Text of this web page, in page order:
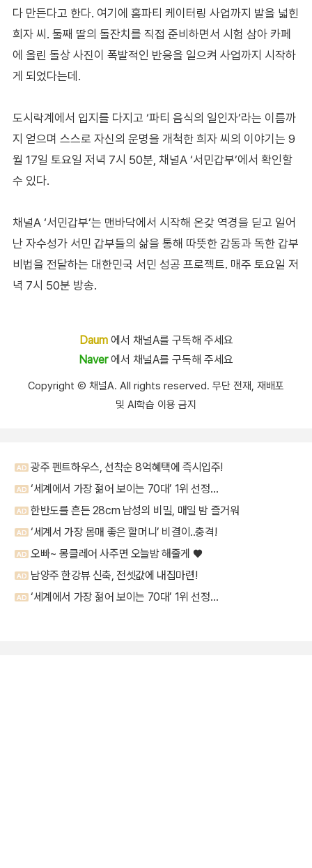
다 만든다고 한다. 여기에 홈파티 케이터링 사업까지 발을 넓힌
희자 씨. 둘째 딸의 돌잔치를 직접 준비하면서 시험 삼아 카페
에 올린 돌상 사진이 폭발적인 반응을 일으켜 사업까지 시작하
게 되었다는데.
도시락계에서 입지를 다지고 ‘파티 음식의 일인자’라는 이름까
지 얻으며 스스로 자신의 운명을 개척한 희자 씨의 이야기는 9
월 17일 토요일 저녁 7시 50분, 채널A ‘서민갑부’에서 확인할
수 있다.
채널A ‘서민갑부’는 맨바닥에서 시작해 온갖 역경을 딛고 일어
난 자수성가 서민 갑부들의 삶을 통해 따뜻한 감동과 독한 갑부
비법을 전달하는 대한민국 서민 성공 프로젝트. 매주 토요일 저
녁 7시 50분 방송.
Daum에서 채널A를 구독해 주세요
Naver에서 채널A를 구독해 주세요
Copyright Ⓒ 채널A. All rights reserved. 무단 전재, 재배포
및 AI학습 이용 금지